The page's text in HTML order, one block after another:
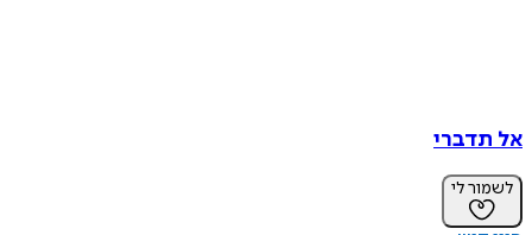
אל תדברי
לשמור לי